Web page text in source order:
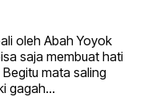
oleh Abah Yoyok
saja membuat hati
mata saling
gagah…